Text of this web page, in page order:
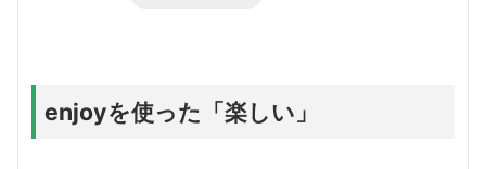
enjoyを使った「楽しい」